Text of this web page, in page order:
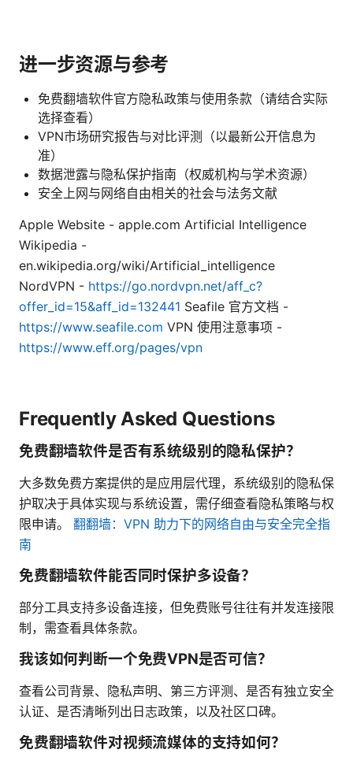
进一步资源与参考
免费翻墙软件官方隐私政策与使用条款（请结合实际
选择查看）
VPN市场研究报告与对比评测（以最新公开信息为
准）
数据泄露与隐私保护指南（权威机构与学术资源）
安全上网与网络自由相关的社会与法务文献
Apple Website - apple.com Artificial Intelligence
Wikipedia -
en.wikipedia.org/wiki/Artificial_intelligence
NordVPN - https://go.nordvpn.net/aff_c?
offer_id=15&aff_id=132441 Seafile 官方文档 -
https://www.seafile.com VPN 使用注意事项 -
https://www.eff.org/pages/vpn
Frequently Asked Questions
免费翻墙软件是否有系统级别的隐私保护？
大多数免费方案提供的是应用层代理，系统级别的隐私保
护取决于具体实现与系统设置，需仔细查看隐私策略与权
限申请。 翻翻墙：VPN 助力下的网络自由与安全完全指
南
免费翻墙软件能否同时保护多设备？
部分工具支持多设备连接，但免费账号往往有并发连接限
制，需查看具体条款。
我该如何判断一个免费VPN是否可信？
查看公司背景、隐私声明、第三方评测、是否有独立安全
认证、是否清晰列出日志政策，以及社区口碑。
免费翻墙软件对视频流媒体的支持如何？